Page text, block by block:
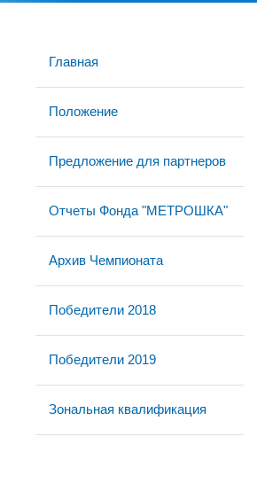
Главная
Положение
Предложение для партнеров
Отчеты Фонда "МЕТРОШКА"
Архив Чемпионата
Победители 2018
Победители 2019
Зональная квалификация